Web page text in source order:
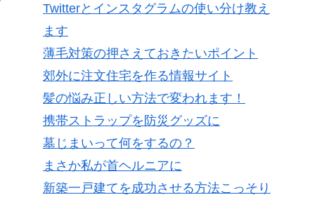
Twitterとインスタグラムの使い分け教え
ます
薄毛対策の押さえておきたいポイント
郊外に注文住宅を作る情報サイト
髪の悩み正しい方法で変われます！
携帯ストラップを防災グッズに
墓じまいって何をするの？
まさか私が首ヘルニアに
新築一戸建てを成功させる方法こっそり